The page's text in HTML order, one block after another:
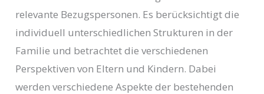
relevante Bezugspersonen. Es berücksichtigt die
individuell unterschiedlichen Strukturen in der
Familie und betrachtet die verschiedenen
Perspektiven von Eltern und Kindern. Dabei
werden verschiedene Aspekte der bestehenden